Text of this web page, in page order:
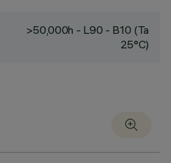
>50,000h - L90 - B10 (Ta
25°C)